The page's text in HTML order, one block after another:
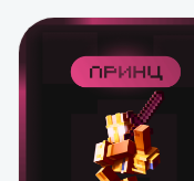
Компаньон
от 599 ₽
Подробнее